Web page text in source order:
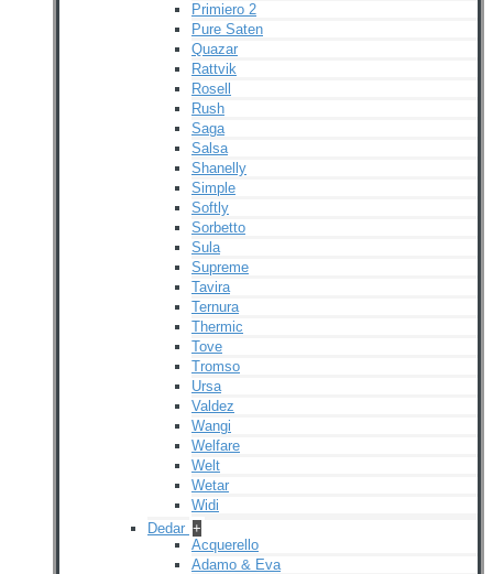
Primiero 2
Pure Saten
Quazar
Rattvik
Rosell
Rush
Saga
Salsa
Shanelly
Simple
Softly
Sorbetto
Sula
Supreme
Tavira
Ternura
Thermic
Tove
Tromso
Ursa
Valdez
Wangi
Welfare
Welt
Wetar
Widi
Dedar +
Acquerello
Adamo & Eva